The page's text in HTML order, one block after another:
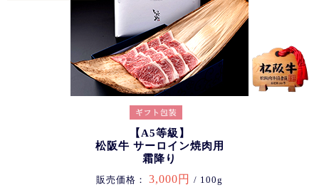
【A5等級】
松阪牛 サーロイン焼肉用
霜降り
販売価格： 3,000円 / 100g